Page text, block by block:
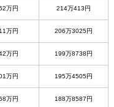
万円 214万413円
万円 206万3025円
万円 199万8738円
万円 195万4505円
万円 188万8587円